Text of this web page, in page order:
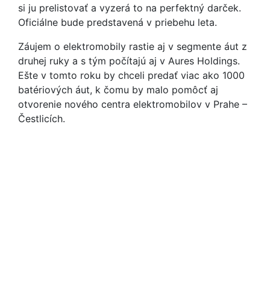
si ju prelistovať a vyzerá to na perfektný darček.
Oficiálne bude predstavená v priebehu leta.
Záujem o elektromobily rastie aj v segmente áut z
druhej ruky a s tým počítajú aj v Aures Holdings.
Ešte v tomto roku by chceli predať viac ako 1000
batériových áut, k čomu by malo pomôcť aj
otvorenie nového centra elektromobilov v Prahe –
Čestlicích.